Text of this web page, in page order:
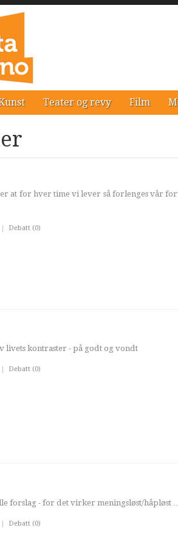
Teater og revy Film
at for hver time vi lever så forlenges vår
| Debatt (0)
livets kontraster - på godt og vondt
Debatt (0)
forslag - for det virker meningsløst/håpløst …
| Debatt (0)